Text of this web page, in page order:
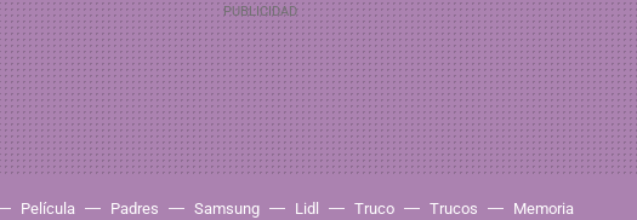
Película Padres Samsung Lidl Truco Trucos Memoria